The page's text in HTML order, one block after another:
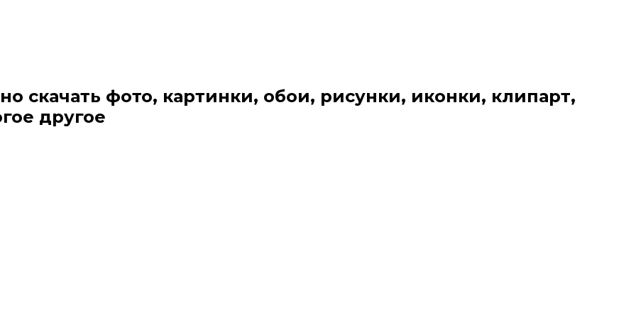
скачать фото, картинки, обои, рисунки, иконки, клипарт,
другое